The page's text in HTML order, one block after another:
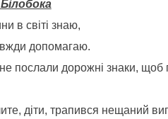
в світі знаю,
допомагаю.
послали дорожні знаки, щоб
дiти, трапився нещаний